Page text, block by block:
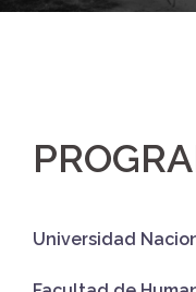
Universidad